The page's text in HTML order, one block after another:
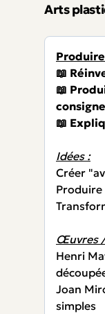
Arts
📖
📖
consigne
📖
Idées :
Créer
Œuvres /
Henri
Joan
simples